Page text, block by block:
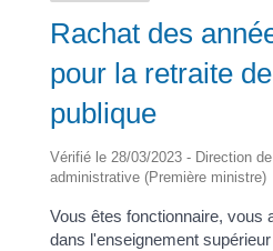
Rachat des
pour la retraite
publique
Vérifié le 28/03/2023 - Direction
administrative (Première ministre)
Vous êtes fonctionnaire, vous
dans l'enseignement